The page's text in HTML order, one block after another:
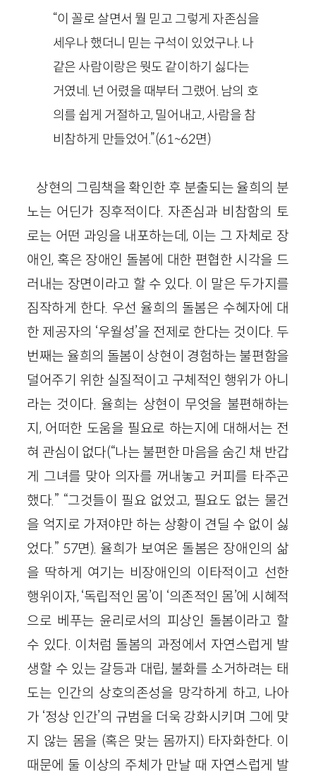
“이 꼴로 살면서 뭘 믿고 그렇게 자존심을
세우나 했더니 믿는 구석이 있었구나. 나
같은 사람이랑은 뭣도 같이하기 싫다는
거였네. 넌 어렸을 때부터 그랬어. 남의 호
의를 쉽게 거절하고, 밀어내고, 사람을 참
비참하게 만들었어.”(61~62면)
상현의 그림책을 확인한 후 분출되는 율희의 분
노는 어딘가 징후적이다. 자존심과 비참함의 토
로는 어떤 과잉을 내포하는데, 이는 그 자체로 장
애인, 혹은 장애인 돌봄에 대한 편협한 시각을 드
러내는 장면이라고 할 수 있다. 이 말은 두가지를
짐작하게 한다. 우선 율희의 돌봄은 수혜자에 대
한 제공자의 ‘우월성’을 전제로 한다는 것이다. 두
번째는 율희의 돌봄이 상현이 경험하는 불편함을
덜어주기 위한 실질적이고 구체적인 행위가 아니
라는 것이다. 율희는 상현이 무엇을 불편해하는
지, 어떠한 도움을 필요로 하는지에 대해서는 전
혀 관심이 없다(“나는 불편한 마음을 숨긴 채 반갑
게 그녀를 맞아 의자를 꺼내놓고 커피를 타주곤
했다.” “그것들이 필요 없었고, 필요도 없는 물건
을 억지로 가져야만 하는 상황이 견딜 수 없이 싫
었다.” 57면). 율희가 보여온 돌봄은 장애인의 삶
을 딱하게 여기는 비장애인의 이타적이고 선한
행위이자, ‘독립적인 몸’이 ‘의존적인 몸’에 시혜적
으로 베푸는 윤리로서의 피상인 돌봄이라고 할
수 있다. 이처럼 돌봄의 과정에서 자연스럽게 발
생할 수 있는 갈등과 대립, 불화를 소거하려는 태
도는 인간의 상호의존성을 망각하게 하고, 나아
가 ‘정상 인간’의 규범을 더욱 강화시키며 그에 맞
지 않는 몸을 (혹은 맞는 몸까지) 타자화한다. 이
때문에 둘 이상의 주체가 만날 때 자연스럽게 발